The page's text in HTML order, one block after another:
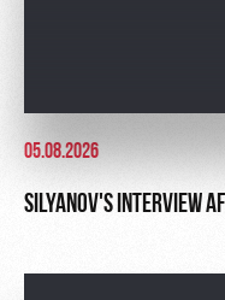
05.08.2026
SILYANOV'S INTERVIEW